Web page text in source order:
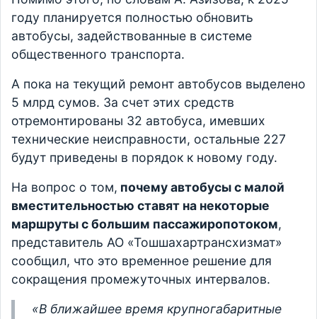
году планируется полностью обновить
автобусы, задействованные в системе
общественного транспорта.
А пока на текущий ремонт автобусов выделено
5 млрд сумов. За счет этих средств
отремонтированы 32 автобуса, имевших
технические неисправности, остальные 227
будут приведены в порядок к новому году.
На вопрос о том, почему автобусы с малой
вместительностью ставят на некоторые
маршруты с большим пассажиропотоком,
представитель АО «Тошшахартрансхизмат»
сообщил, что это временное решение для
сокращения промежуточных интервалов.
«В ближайшее время крупногабаритные